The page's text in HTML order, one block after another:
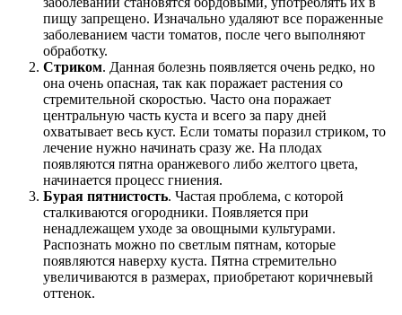
пищу запрещено. Изначально удаляют все пораженные
заболеванием части томатов, после чего выполняют
обработку.
Стриком. Данная болезнь появляется очень редко, но
она очень опасная, так как поражает растения со
стремительной скоростью. Часто она поражает
центральную часть куста и всего за пару дней
охватывает весь куст. Если томаты поразил стриком, то
лечение нужно начинать сразу же. На плодах
появляются пятна оранжевого либо желтого цвета,
начинается процесс гниения.
Бурая пятнистость. Частая проблема, с которой
сталкиваются огородники. Появляется при
ненадлежащем уходе за овощными культурами.
Распознать можно по светлым пятнам, которые
появляются наверху куста. Пятна стремительно
увеличиваются в размерах, приобретают коричневый
оттенок.